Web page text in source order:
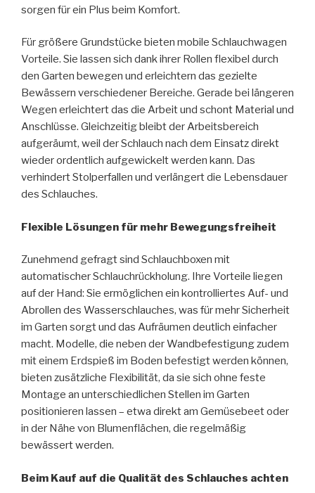
sorgen für ein Plus beim Komfort.
Für größere Grundstücke bieten mobile Schlauchwagen
Vorteile. Sie lassen sich dank ihrer Rollen flexibel durch
den Garten bewegen und erleichtern das gezielte
Bewässern verschiedener Bereiche. Gerade bei längeren
Wegen erleichtert das die Arbeit und schont Material und
Anschlüsse. Gleichzeitig bleibt der Arbeitsbereich
aufgeräumt, weil der Schlauch nach dem Einsatz direkt
wieder ordentlich aufgewickelt werden kann. Das
verhindert Stolperfallen und verlängert die Lebensdauer
des Schlauches.
Flexible Lösungen für mehr Bewegungsfreiheit
Zunehmend gefragt sind Schlauchboxen mit
automatischer Schlauchrückholung. Ihre Vorteile liegen
auf der Hand: Sie ermöglichen ein kontrolliertes Auf- und
Abrollen des Wasserschlauches, was für mehr Sicherheit
im Garten sorgt und das Aufräumen deutlich einfacher
macht. Modelle, die neben der Wandbefestigung zudem
mit einem Erdspieß im Boden befestigt werden können,
bieten zusätzliche Flexibilität, da sie sich ohne feste
Montage an unterschiedlichen Stellen im Garten
positionieren lassen – etwa direkt am Gemüsebeet oder
in der Nähe von Blumenflächen, die regelmäßig
bewässert werden.
Beim Kauf auf die Qualität des Schlauches achten